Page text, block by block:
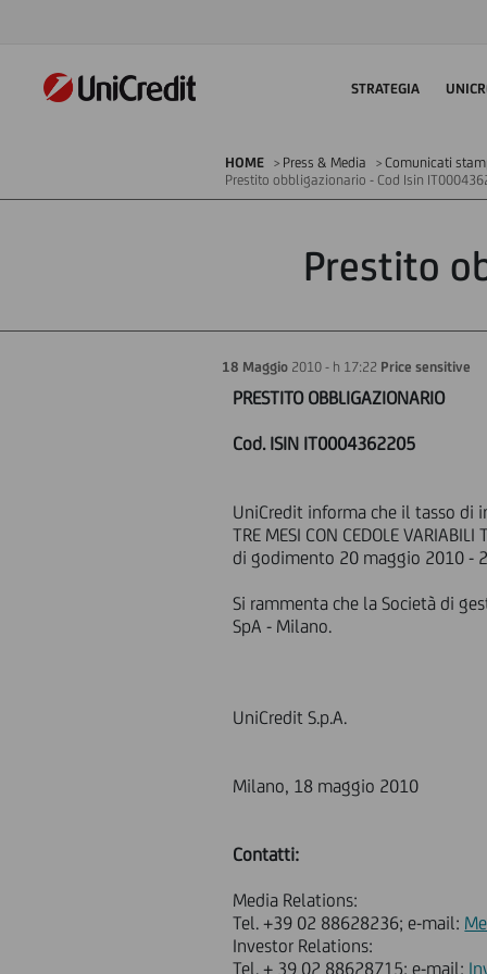
STRATEGIA
HOME Press & Media
Comunicati
Prestito obbligazionario - Cod Isin
Prestito
18 Maggio 2010 - h 17:22 Price sensitive
PRESTITO OBBLIGAZIONARIO
Cod. ISIN IT0004362205
UniCredit informa che il tasso di
TRE MESI CON CEDOLE
di godimento 20 maggio 2010 -
Si rammenta che la Società di
SpA - Milano.
UniCredit S.p.A.
Milano, 18 maggio 2010
Contatti:
Media Relations:
Tel. +39 02 88628236; e-mail:
Investor Relations:
Tel. + 39 02 88628715; e-mail: